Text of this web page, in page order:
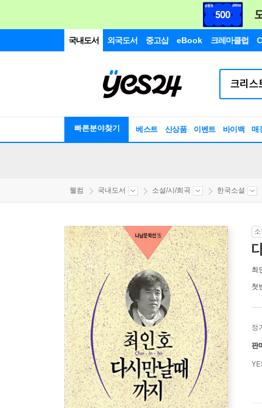
국내도서 외국도서 중고샵 eBook 크레마클럽
빠른분야찾기 베스트 신상품 이벤트 바이백 매
웰컴 국내도서 소설/시/희곡 한국소설
최
첫
정
판